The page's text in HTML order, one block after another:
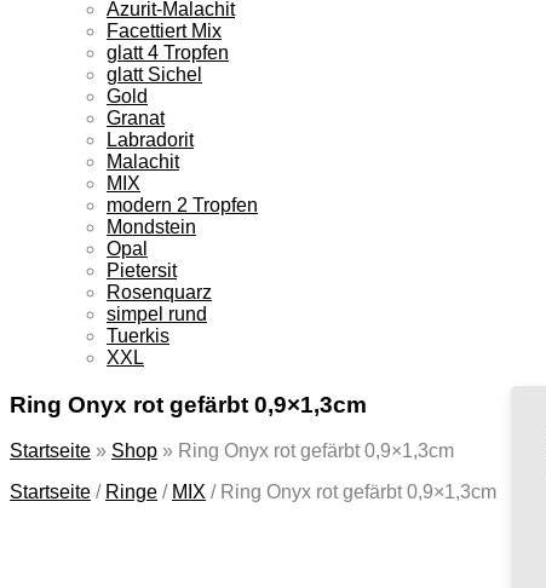
Azurit-Malachit
Facettiert Mix
glatt 4 Tropfen
glatt Sichel
Gold
Granat
Labradorit
Malachit
MIX
modern 2 Tropfen
Mondstein
Opal
Pietersit
Rosenquarz
simpel rund
Tuerkis
XXL
Ring Onyx rot gefärbt 0,9×1,3cm
Startseite » Shop » Ring Onyx rot gefärbt 0,9×1,3cm
Startseite / Ringe / MIX / Ring Onyx rot gefärbt 0,9×1,3cm